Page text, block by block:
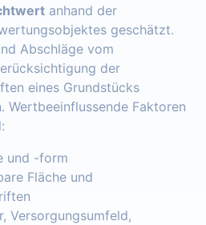
anhand der
geschätzt.
Abschläge vom
der
eines Grundstücks
Wertbeeinflussende Faktoren
und -form
Fläche und
Versorgungsumfeld,